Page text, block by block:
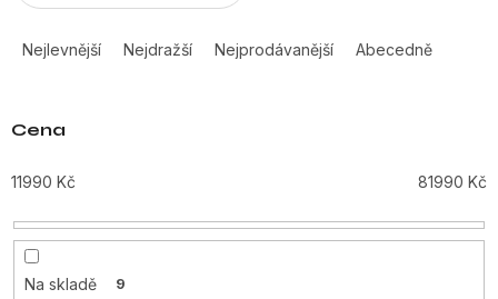
a
n
í
r
o
d
u
Nejlevnější Nejdražší Nejprodávanější Abecedně
Cena
11990 Kč 81990 Kč
Na skladě 9